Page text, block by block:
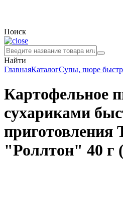
Поиск
Найти
ГлавнаяКаталогСупы, пюре
Картофельное
сухариками
приготовления
"Роллтон" 40 г